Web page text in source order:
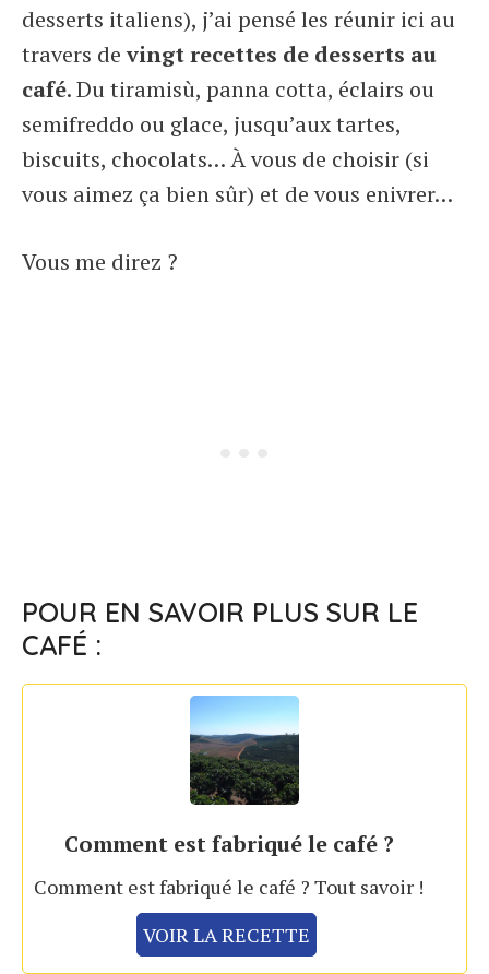
desserts italiens), j’ai pensé les réunir ici au
travers devingt recettes de desserts au
café. Du tiramisù, panna cotta, éclairs ou
semifreddo ou glace, jusqu’aux tartes,
biscuits, chocolats… À vous de choisir (si
vous aimez ça bien sûr) et de vous enivrer…
Vous me direz ?
POUR EN SAVOIR PLUS SUR LE
CAFÉ :
Comment est fabriqué le café ?
Comment est fabriqué le café ? Tout savoir !
VOIR LA RECETTE